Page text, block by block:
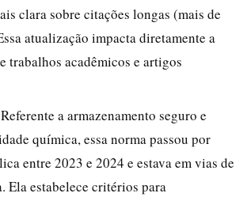
clara sobre citações longas (mais de
atualização impacta diretamente a
trabalhos acadêmicos e artigos
a armazenamento seguro e
química, essa norma passou por
entre 2023 e 2024 e estava em vias de
Ela estabelece critérios para